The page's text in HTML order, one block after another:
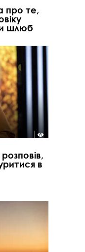
про те,
шлюб
в